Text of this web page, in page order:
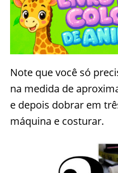
Note que você só
na medida de
e depois dobrar em
máquina e costurar.